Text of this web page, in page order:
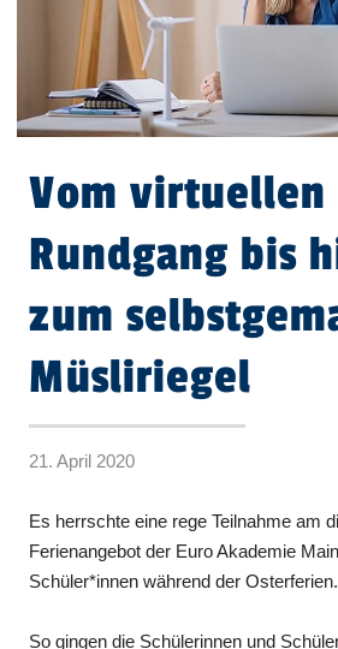
Vom virtuellen
Rundgang bis
zum
Müsliriegel
21. April 2020
Es herrschte eine rege Teilnahme am
Ferienangebot der Euro Akademie
Schüler*innen während der Osterferien.
So gingen die Schülerinnen und